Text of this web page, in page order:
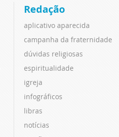
Redação
aplicativo aparecida
campanha da fraternidade
dúvidas religiosas
espiritualidade
igreja
infográficos
libras
notícias